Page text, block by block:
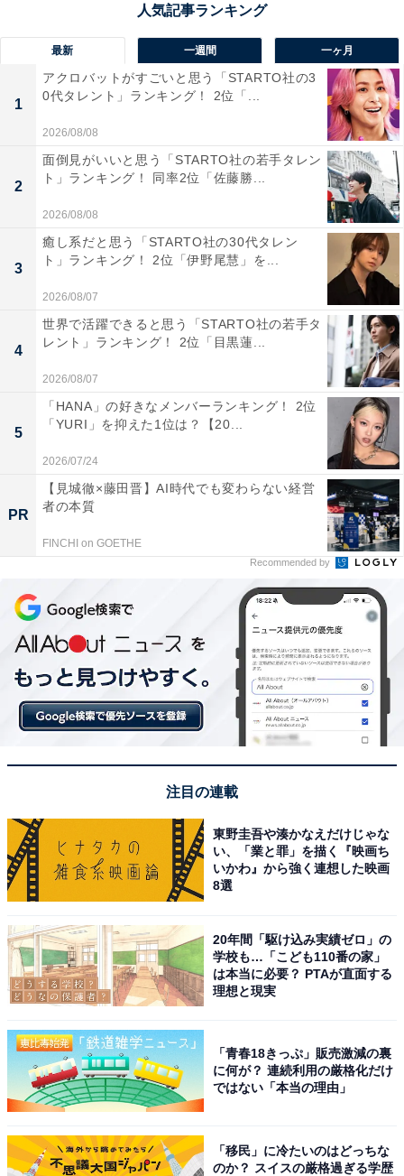
1位にランクインしたのは、横浜翠嵐高等学校です。
1914年に開校した県立第二横浜中学校を前身とし、2007
年には進学重点校、2013年からはアドバンス校に指定さ
れています。
高い進学実績が魅力で、2025年は東京大学合格者数が過
去最高の74人に到達。また、留学生との交流や英語ディ
ベート大会など、国際理解教育にも力を入れています。
回答コメントでは「神奈川の進学校といえば、という感
じ」(40代女性／東京都)、「難関国公立大（東大・京
大・一橋・東工大など）合格者多数であり、進学重視型
単位制で、カリキュラムの自由度が高い」(40代男性／大
阪府)、「賢いと有名だから」(20代男性／千葉県)などの
声が集まりました。
※回答コメントは原文ママです
この記事の筆者：くま なかこ プロフィール
編集プロダクション出身のフリーランスエディター。編
集・執筆・校閲・SNS運用担当として月間120本以上の
コンテンツ制作に携わっています。得意なジャンルはラ
次ページ
5位までの全ランキング結果を見
こちらもおすすめ
子どもに通わせたいと思う「東京都の公立進学
校」ランキング！ 2位「日比谷高等学校」を抑
えた1位は？
最新 一週間 一ヶ月
1
アクロバットがすごいと思う「STARTO社の3
0代タレント」ランキング！ 2位「...
2026/08/08
2
面倒見がいいと思う「STARTO社の若手タレン
ト」ランキング！ 同率2位「佐藤勝...
2026/08/08
3
癒し系だと思う「STARTO社の30代タレン
ト」ランキング！ 2位「伊野尾慧」を...
2026/08/07
4
世界で活躍できると思う「STARTO社の若手タ
レント」ランキング！ 2位「目黒蓮...
2026/08/07
5
「HANA」の好きなメンバーランキング！ 2位
「YURI」を抑えた1位は？【20...
2026/07/24
PR
【見城徹×藤田晋】AI時代でも変わらない経営
者の本質
FINCHI on GOETHE
Recommended by
注目の連載
東野圭吾や湊かなえだけじゃな
い、「業と罪」を描く『映画ち
いかわ』から強く連想した映画
8選
20年間「駆け込み実績ゼロ」の
学校も…「こども110番の家」
は本当に必要？ PTAが直面する
理想と現実
「青春18きっぷ」販売激減の裏
に何が？ 連続利用の厳格化だけ
ではない「本当の理由」
「移民」に冷たいのはどっちな
のか？ スイスの厳格過ぎる学歴